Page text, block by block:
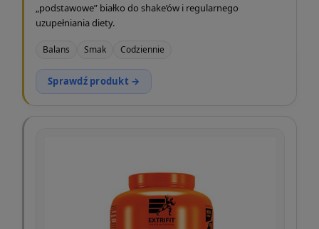
„podstawowe” białko do shake’ów i regularnego
uzupełniania diety.
Balans Smak Codziennie
Sprawdź produkt →